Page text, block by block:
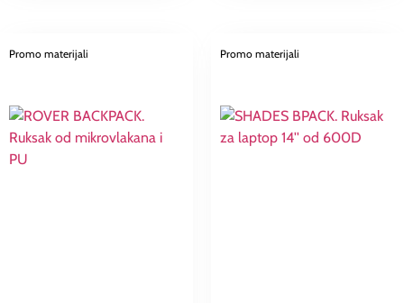
Promo materijali Promo materijali